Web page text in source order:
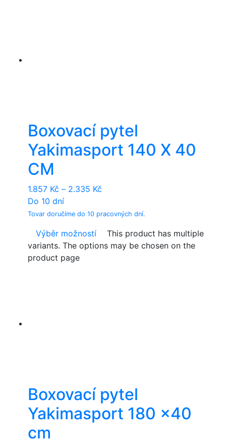
Boxovací pytel
Yakimasport 140 X 40
CM
1.857 Kč – 2.335 Kč
Do 10 dní
Tovar doručíme do 10 pracovných dní.
Výběr možností
This product has multiple
variants. The options may be chosen on the
product page
Boxovací pytel
Yakimasport 180 x40
cm